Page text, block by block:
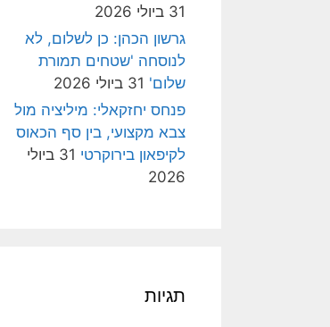
31 ביולי 2026
גרשון הכהן: כן לשלום, לא
לנוסחה 'שטחים תמורת
שלום' 31 ביולי 2026
פנחס יחזקאלי: מיליציה מול
צבא מקצועי, בין סף הכאוס
לקיפאון בירוקרטי
31 ביולי
2026
תגיות